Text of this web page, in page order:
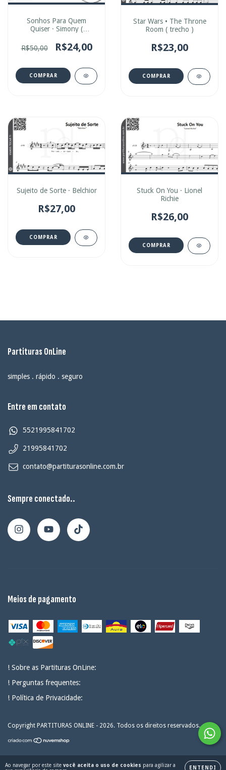
Ao navegar por este site você aceita o uso de cookies para agilizar a
ENTENDI
Sonhos Para Quem
Quiser · Simony (
R$50,00
R$24,00
COMPRAR
Star Wars • The Throne
Room ( trecho )
R$23,00
COMPRAR
Sujeito de Sorte · Belchior
R$27,00
COMPRAR
Stuck On You · Lionel
Richie
R$26,00
COMPRAR
Partituras OnLine
simples . rápido . seguro
Entre em contato
5521995841702
21995841702
contato@partiturasonline.com.br
Sempre conectado..
Meios de pagamento
! Sobre as Partituras OnLine:
! Perguntas frequentes:
! Política de Privacidade:
Copyright PARTITURAS ONLINE - 2026. Todos os direitos reservados.